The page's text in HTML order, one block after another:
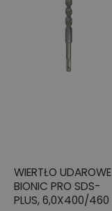
WIERTŁO UDAROWE
BIONIC PRO SDS-
PLUS, 6,0X400/460